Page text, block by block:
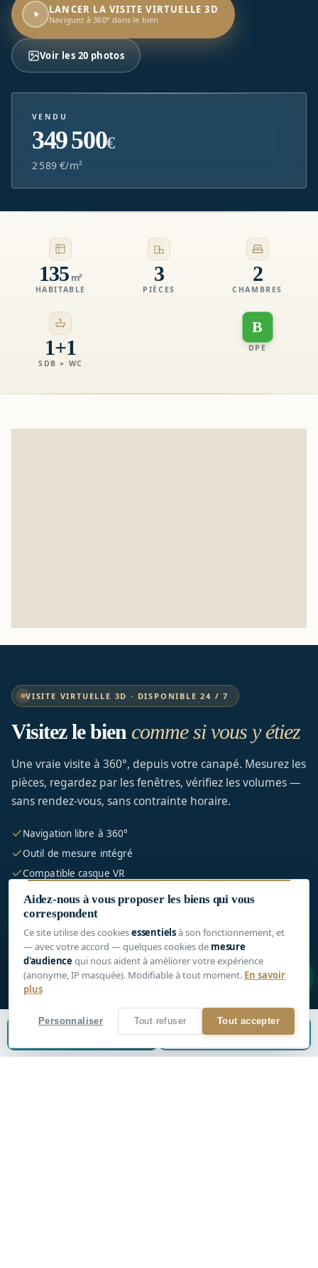
LANCER LA VISITE VIRTUELLE 3D
Naviguez à 360° dans le bien
Voir les 20 photos
VENDU
349 500€
2 589 €/m²
135 m²
HABITABLE
3
PIÈCES
2
CHAMBRES
1+1
SDB + WC
B
DPE
VISITE VIRTUELLE 3D · DISPONIBLE 24 / 7
Visitez le bien comme si vous y étiez
Une vraie visite à 360°, depuis votre canapé. Mesurez les
pièces, regardez par les fenêtres, vérifiez les volumes —
sans rendez-vous, sans contrainte horaire.
Navigation libre à 360°
Outil de mesure intégré
Compatible casque VR
Plan 3D + vue dollhouse
Aidez-nous à vous proposer les biens qui vous
correspondent
Ce site utilise des cookiesessentielsà son fonctionnement, et
— avec votre accord — quelques cookies de mesure
d'audience qui nous aident à améliorer votre expérience
(anonyme, IP masquée). Modifiable à tout moment. En savoir
plus
Personnaliser Tout refuser Tout accepter
Estimer mon bien 📞Être rappelé